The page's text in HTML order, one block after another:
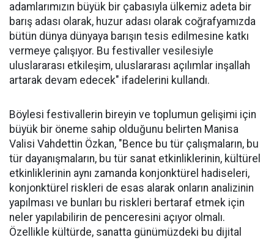
adamlarımızın büyük bir çabasıyla ülkemiz adeta bir
barış adası olarak, huzur adası olarak coğrafyamızda
bütün dünya dünyaya barışın tesis edilmesine katkı
vermeye çalışıyor. Bu festivaller vesilesiyle
uluslararası etkileşim, uluslararası açılımlar inşallah
artarak devam edecek" ifadelerini kullandı.
Böylesi festivallerin bireyin ve toplumun gelişimi için
büyük bir öneme sahip olduğunu belirten Manisa
Valisi Vahdettin Özkan, "Bence bu tür çalışmaların, bu
tür dayanışmaların, bu tür sanat etkinliklerinin, kültürel
etkinliklerinin aynı zamanda konjonktürel hadiseleri,
konjonktürel riskleri de esas alarak onların analizinin
yapılması ve bunları bu riskleri bertaraf etmek için
neler yapılabilirin de penceresini açıyor olmalı.
Özellikle kültürde, sanatta günümüzdeki bu dijital